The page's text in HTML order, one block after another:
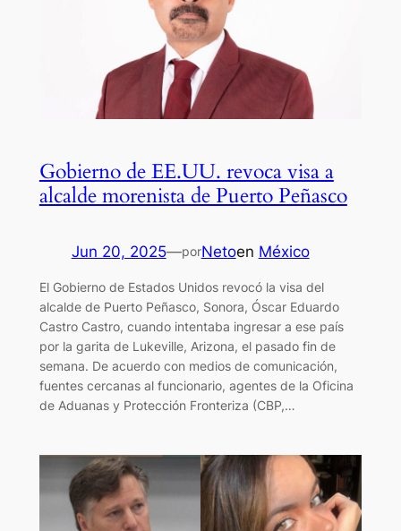
Gobierno de EE.UU. revoca visa a
alcalde morenista de Puerto Peñasco
Jun 20, 2025—porNetoen México
El Gobierno de Estados Unidos revocó la visa del
alcalde de Puerto Peñasco, Sonora, Óscar Eduardo
Castro Castro, cuando intentaba ingresar a ese país
por la garita de Lukeville, Arizona, el pasado fin de
semana. De acuerdo con medios de comunicación,
fuentes cercanas al funcionario, agentes de la Oficina
de Aduanas y Protección Fronteriza (CBP,…